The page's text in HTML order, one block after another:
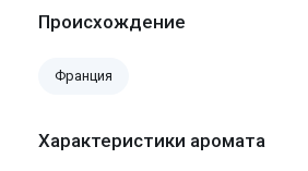
Происхождение
Франция
Характеристики аромата